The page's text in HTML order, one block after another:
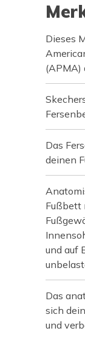
Dieses
(APMA)
Das
deinen
Fußbett
und auf
Das
sich
und